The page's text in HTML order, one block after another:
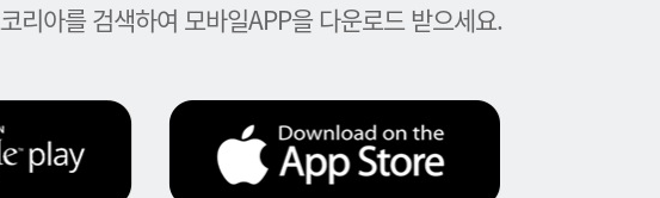
리아를 검색하여 모바일APP을 다운로드 받으세요.